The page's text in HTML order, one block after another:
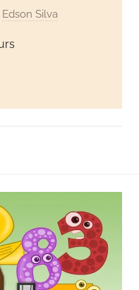
Edson Silva